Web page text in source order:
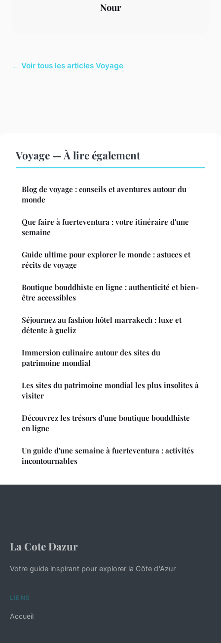
Nour
← Voir tous les articles Voyage
Voyage — À lire également
Blog de voyage : conseils et aventures autour du
monde
Que faire à fuerteventura : votre itinéraire d'une
semaine
Guide ultime pour explorer le monde : astuces et
récits de voyage
Boutique bouddhiste en ligne : authenticité et bien-
être accessibles
Séjournez au fashion hôtel marrakech : luxe et
détente à gueliz
Immersion culinaire autour des sites du
patrimoine mondial
Les sites du patrimoine mondial les plus insolites à
visiter
Découvrez les trésors d'une boutique bouddhiste
en ligne
Un guide d'une semaine à fuerteventura : activités
incontournables
La Cote Dazur
Votre guide inspirant pour explorer la Côte d'Azur
LIENS
Accueil